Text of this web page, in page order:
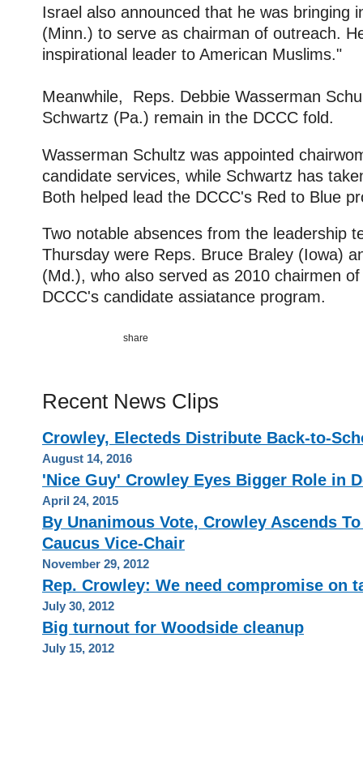
Israel also announced that he was bringing
(Minn.) to serve as chairman of outreach.
inspirational leader to American Muslims."
Meanwhile, Reps. Debbie Wasserman
Schwartz (Pa.) remain in the DCCC fold.
Wasserman Schultz was appointed
candidate services, while Schwartz has
Both helped lead the DCCC's Red to Blue
Two notable absences from the leadership
Thursday were Reps. Bruce Braley (Iowa)
(Md.), who also served as 2010 chairmen
DCCC's candidate assiatance program.
Recent News Clips
Crowley, Electeds Distribute Back-to-
August 14, 2016
'Nice Guy' Crowley Eyes Bigger Role in
April 24, 2015
By Unanimous Vote, Crowley Ascends
Caucus Vice-Chair
November 29, 2012
Rep. Crowley: We need compromise on
July 30, 2012
Big turnout for Woodside cleanup
July 15, 2012